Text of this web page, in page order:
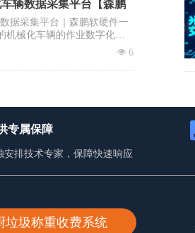
辆数据采集平台【森鹏
据采集平台｜森鹏软硬件一
机械化车辆的作业数字化，
넶 6
专属保障
安排技术专家，保障快速响应
垃圾称重收费系统